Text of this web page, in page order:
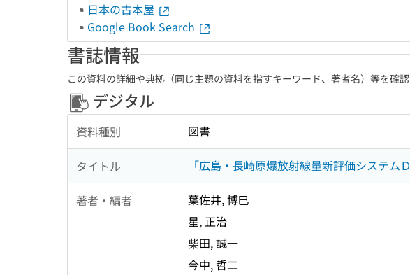
日本の古本屋
Google Book Search
書誌情報
この資料の詳細や典拠（同じ主題の資料を指すキーワード、著者名）等を確認
デジタル
資料種別 図書
タイトル 「広島・長崎原爆放射線量新評価システ
著者・編者
葉佐井, 博巳
星, 正治
柴田, 誠一
今中, 哲二